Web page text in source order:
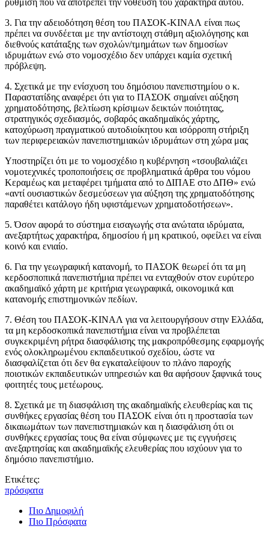
3. Για την αδειοδότηση θέση του ΠΑΣΟΚ-ΚΙΝΑΛ είναι πως
πρέπει να συνδέεται με την αντίστοιχη στάθμη αξιολόγησης και
διεθνούς κατάταξης των σχολών/τμημάτων των δημοσίων
ιδρυμάτων ενώ στο νομοσχέδιο δεν υπάρχει καμία σχετική
πρόβλεψη.
4. Σχετικά με την ενίσχυση του δημόσιου πανεπιστημίου ο κ.
Παραστατίδης αναφέρει ότι για το ΠΑΣΟΚ σημαίνει αύξηση
χρηματοδότησης, βελτίωση κρίσιμων δεικτών ποιότητας,
στρατηγικός σχεδιασμός, σοβαρός ακαδημαϊκός χάρτης,
κατοχύρωση πραγματικού αυτοδιοίκητου και ισόρροπη στήριξη
των περιφερειακών πανεπιστημιακών ιδρυμάτων στη χώρα μας
Υποστηρίζει ότι με το νομοσχέδιο η κυβέρνηση «τσουβαλιάζει
νομοτεχνικές τροποποιήσεις σε προβληματικά άρθρα του νόμου
Κεραμέως και μεταφέρει τμήματα από το ΔΙΠΑΕ στο ΔΠΘ» ενώ
«αντί ουσιαστικών δεσμεύσεων για αύξηση της χρηματοδότησης
παραθέτει κατάλογο ήδη υφιστάμενων χρηματοδοτήσεων».
5. Όσον αφορά το σύστημα εισαγωγής στα ανώτατα ιδρύματα,
ανεξαρτήτως χαρακτήρα, δημοσίου ή μη κρατικού, οφείλει να είναι
κοινό και ενιαίο.
6. Για την γεωγραφική κατανομή, το ΠΑΣΟΚ θεωρεί ότι τα μη
κερδοσποπικά πανεπιστήμια πρέπει να ενταχθούν στον ευρύτερο
ακαδημαϊκό χάρτη με κριτήρια γεωγραφικά, οικονομικά και
κατανομής επιστημονικών πεδίων.
7. Θέση του ΠΑΣΟΚ-ΚΙΝΑΛ για να λειτουργήσουν στην Ελλάδα,
τα μη κερδοσκοπικά πανεπιστήμια είναι να προβλέπεται
συγκεκριμένη ρήτρα διασφάλισης της μακροπρόθεσμης εφαρμογής
ενός ολοκληρωμένου εκπαιδευτικού σχεδίου, ώστε να
διασφαλίζεται ότι δεν θα εγκαταλείψουν το πλάνο παροχής
ποιοτικών εκπαιδευτικών υπηρεσιών και θα αφήσουν ξαφνικά τους
φοιτητές τους μετέωρους.
8. Σχετικά με τη διασφάλιση της ακαδημαϊκής ελευθερίας και τις
συνθήκες εργασίας θέση του ΠΑΣΟΚ είναι ότι η προστασία των
δικαιωμάτων των πανεπιστημιακών και η διασφάλιση ότι οι
συνθήκες εργασίας τους θα είναι σύμφωνες με τις εγγυήσεις
ανεξαρτησίας και ακαδημαϊκής ελευθερίας που ισχύουν για το
δημόσιο πανεπιστήμιο.
Ετικέτες:
πρόσφατα
Πιο Δημοφιλή
Πιο Πρόσφατα